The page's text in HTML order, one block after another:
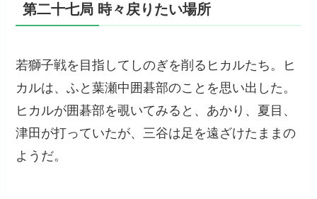
第二十七局 時々戻りたい場所
若獅子戦を目指してしのぎを削るヒカルたち。ヒ
カルは、ふと葉瀬中囲碁部のことを思い出した。
ヒカルが囲碁部を覗いてみると、あかり、夏目、
津田が打っていたが、三谷は足を遠ざけたままの
ようだ。